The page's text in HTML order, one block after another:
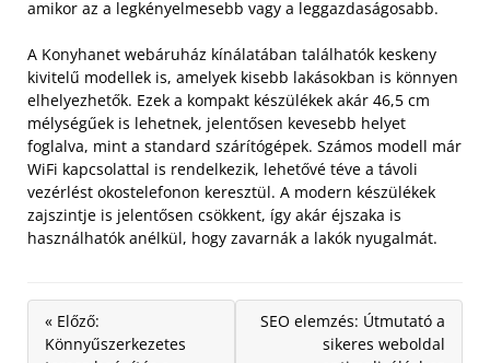
amikor az a legkényelmesebb vagy a leggazdaságosabb.
A Konyhanet webáruház kínálatában találhatók keskeny
kivitelű modellek is, amelyek kisebb lakásokban is könnyen
elhelyezhetők. Ezek a kompakt készülékek akár 46,5 cm
mélységűek is lehetnek, jelentősen kevesebb helyet
foglalva, mint a standard szárítógépek. Számos modell már
WiFi kapcsolattal is rendelkezik, lehetővé téve a távoli
vezérlést okostelefonon keresztül. A modern készülékek
zajszintje is jelentősen csökkent, így akár éjszaka is
használhatók anélkül, hogy zavarnák a lakók nyugalmát.
« Előző:
Könnyűszerkezetes
SEO elemzés: Útmutató a
sikeres weboldal